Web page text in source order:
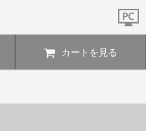
カートを見る